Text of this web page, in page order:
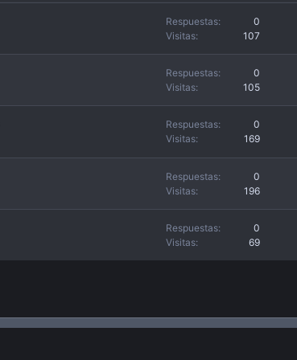
Respuestas
0
Visitas
107
Respuestas
0
Visitas
105
Respuestas
0
Visitas
169
Respuestas
0
Visitas
196
Respuestas
0
Visitas
69